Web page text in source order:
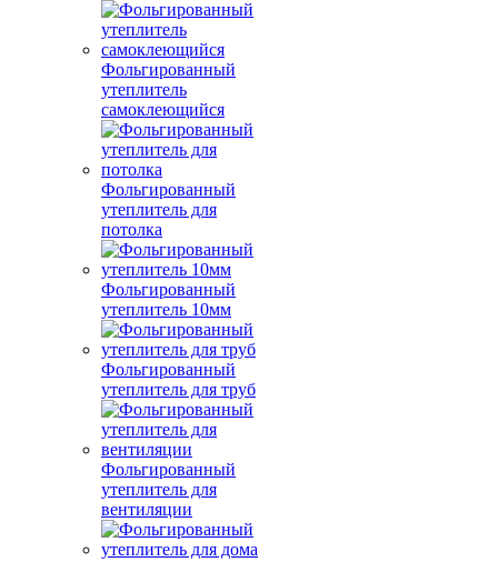
Фольгированный
утеплитель
самоклеющийся
Фольгированный
утеплитель для
потолка
Фольгированный
утеплитель 10мм
Фольгированный
утеплитель для труб
Фольгированный
утеплитель для
вентиляции